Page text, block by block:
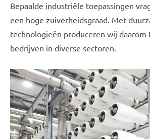
Bepaalde industriële toepassingen
een hoge zuiverheidsgraad. Met
technologieën produceren wij
bedrijven in diverse sectoren.